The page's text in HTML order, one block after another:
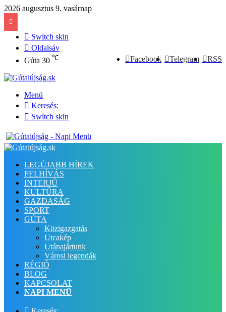
2026 augusztus 9. vasárnap
Switch skin
Oldalsáv
RSS
Telegram
Facebook
Gúta 30 ℃
Menü
Keresés:
Switch skin
LEGÚJABB HÍREK
FELHÍVÁS
INTERJÚ
KULTÚRA
GAZDASÁG
SPORT
GÚTA
Közigazgatás
Utcakép
Utánajártunk
Városi legendák
RÉGIÓ
BLOG
KAPCSOLAT
NAPI MENÜ